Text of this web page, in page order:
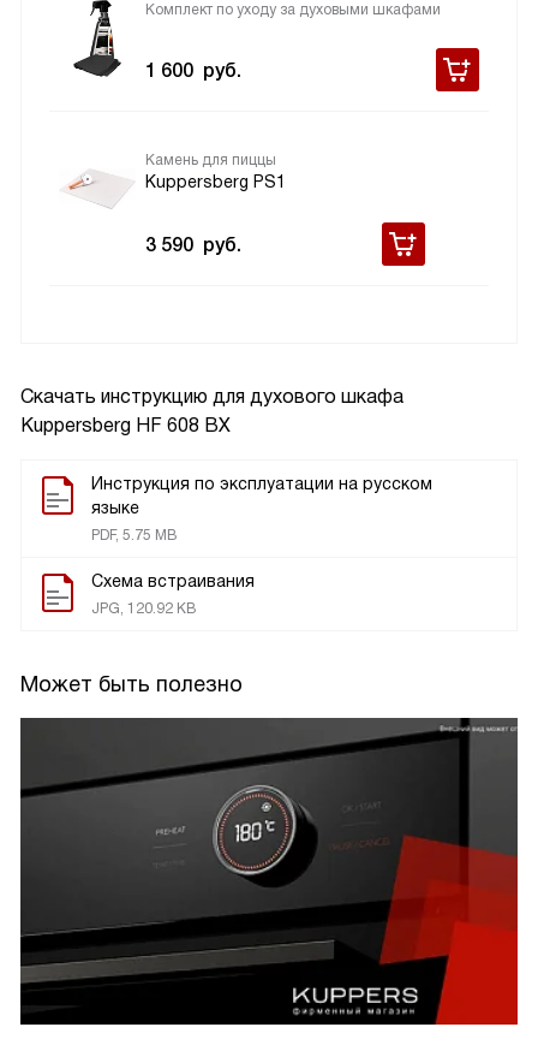
Скачать инструкцию для духового шкафа
Kuppersberg HF 608 BX
Инструкция по эксплуатации на русском
языке
PDF, 5.75 MB
Схема встраивания
JPG, 120.92 KB
Может быть полезно
Комплект по уходу за духовыми шкафами
1 600 руб.
Камень для пиццы
Kuppersberg PS1
3 590 руб.